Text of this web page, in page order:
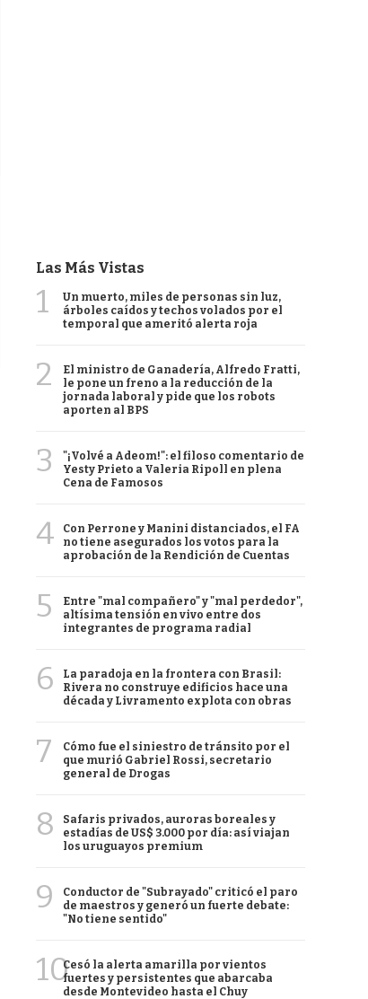
Las Más Vistas
1
Un muerto, miles de personas sin luz,
árboles caídos y techos volados por el
temporal que ameritó alerta roja
2
El ministro de Ganadería, Alfredo Fratti,
le pone un freno a la reducción de la
jornada laboral y pide que los robots
aporten al BPS
3
"¡Volvé a Adeom!": el filoso comentario de
Yesty Prieto a Valeria Ripoll en plena
Cena de Famosos
4
Con Perrone y Manini distanciados, el FA
no tiene asegurados los votos para la
aprobación de la Rendición de Cuentas
5
Entre "mal compañero" y "mal perdedor",
altísima tensión en vivo entre dos
integrantes de programa radial
6
La paradoja en la frontera con Brasil:
Rivera no construye edificios hace una
década y Livramento explota con obras
7
Cómo fue el siniestro de tránsito por el
que murió Gabriel Rossi, secretario
general de Drogas
8
Safaris privados, auroras boreales y
estadías de US$ 3.000 por día: así viajan
los uruguayos premium
9
Conductor de "Subrayado" criticó el paro
de maestros y generó un fuerte debate:
"No tiene sentido"
10Cesó la alerta amarilla por vientos
fuertes y persistentes que abarcaba
desde Montevideo hasta el Chuy